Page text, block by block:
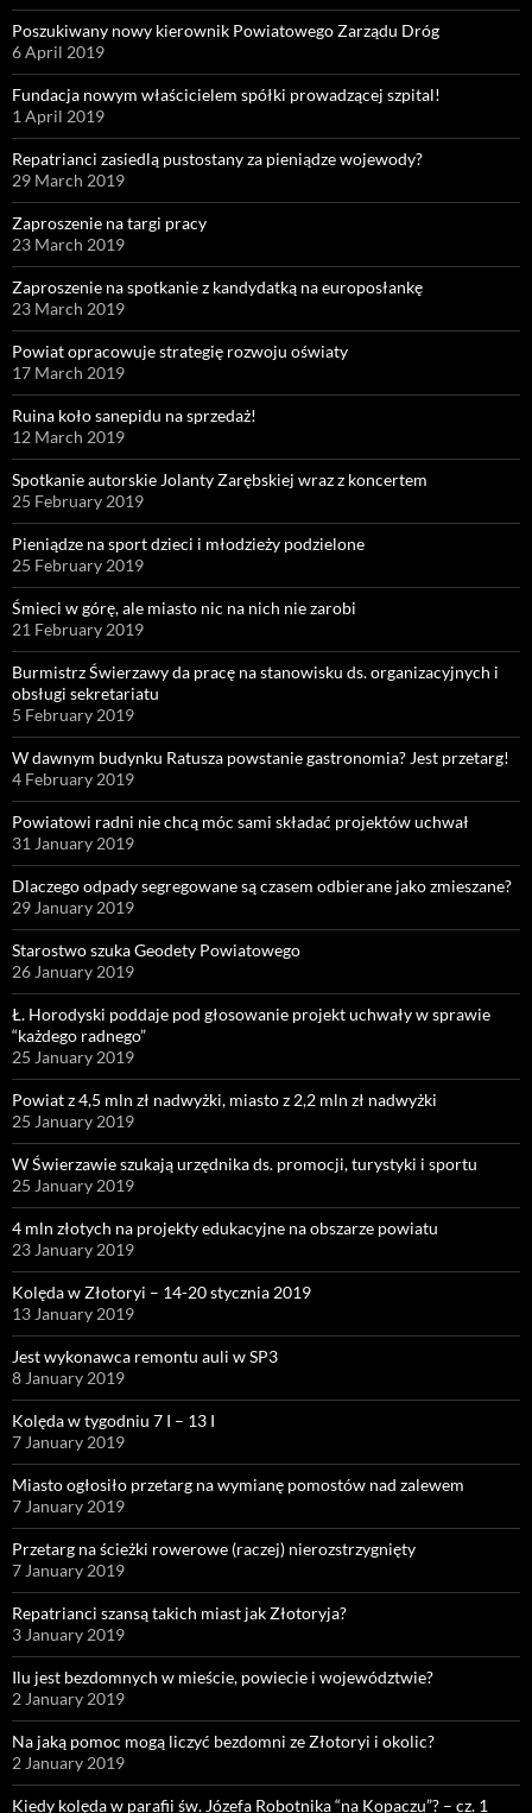
Poszukiwany nowy kierownik Powiatowego Zarządu Dróg
6 April 2019
Fundacja nowym właścicielem spółki prowadzącej szpital!
1 April 2019
Repatrianci zasiedlą pustostany za pieniądze wojewody?
29 March 2019
Zaproszenie na targi pracy
23 March 2019
Zaproszenie na spotkanie z kandydatką na europosłankę
23 March 2019
Powiat opracowuje strategię rozwoju oświaty
17 March 2019
Ruina koło sanepidu na sprzedaż!
12 March 2019
Spotkanie autorskie Jolanty Zarębskiej wraz z koncertem
25 February 2019
Pieniądze na sport dzieci i młodzieży podzielone
25 February 2019
Śmieci w górę, ale miasto nic na nich nie zarobi
21 February 2019
Burmistrz Świerzawy da pracę na stanowisku ds. organizacyjnych i
obsługi sekretariatu
5 February 2019
W dawnym budynku Ratusza powstanie gastronomia? Jest przetarg!
4 February 2019
Powiatowi radni nie chcą móc sami składać projektów uchwał
31 January 2019
Dlaczego odpady segregowane są czasem odbierane jako zmieszane?
29 January 2019
Starostwo szuka Geodety Powiatowego
26 January 2019
Ł. Horodyski poddaje pod głosowanie projekt uchwały w sprawie
“każdego radnego”
25 January 2019
Powiat z 4,5 mln zł nadwyżki, miasto z 2,2 mln zł nadwyżki
25 January 2019
W Świerzawie szukają urzędnika ds. promocji, turystyki i sportu
25 January 2019
4 mln złotych na projekty edukacyjne na obszarze powiatu
23 January 2019
Kolęda w Złotoryi – 14-20 stycznia 2019
13 January 2019
Jest wykonawca remontu auli w SP3
8 January 2019
Kolęda w tygodniu 7 I – 13 I
7 January 2019
Miasto ogłosiło przetarg na wymianę pomostów nad zalewem
7 January 2019
Przetarg na ścieżki rowerowe (raczej) nierozstrzygnięty
7 January 2019
Repatrianci szansą takich miast jak Złotoryja?
3 January 2019
Ilu jest bezdomnych w mieście, powiecie i województwie?
2 January 2019
Na jaką pomoc mogą liczyć bezdomni ze Złotoryi i okolic?
2 January 2019
Kiedy kolęda w parafii św. Józefa Robotnika “na Kopaczu”? – cz. 1